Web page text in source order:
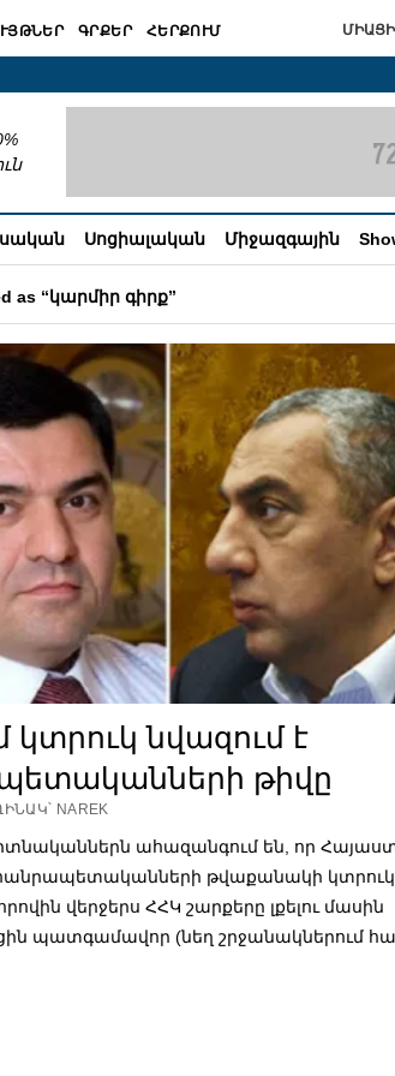
ԳՐՔԵՐ ՀԵՐՔՈՒՄ
Սոցիալական Միջազգային
as “կարմիր գիրք”
կտրուկ նվազում է
թիվը
NAREK
ահազանգում են, որ
թվաքանակի կտրուկ
վերջերս ՀՀԿ շարքերը լքելու մասին
պատգամավոր (նեղ շրջանակներում